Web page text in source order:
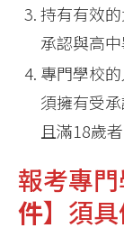
持有有效
承認與高
專門學校
須擁有受
且滿18歲者
報考專
件】須